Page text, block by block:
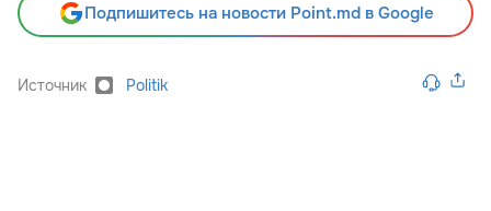
Подпишитесь на новости Point.md в Google
Источник Politik